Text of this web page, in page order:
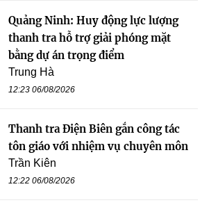
Quảng Ninh: Huy động lực lượng
thanh tra hỗ trợ giải phóng mặt
bằng dự án trọng điểm
Trung Hà
12:23 06/08/2026
Thanh tra Điện Biên gắn công tác
tôn giáo với nhiệm vụ chuyên môn
Trần Kiên
12:22 06/08/2026